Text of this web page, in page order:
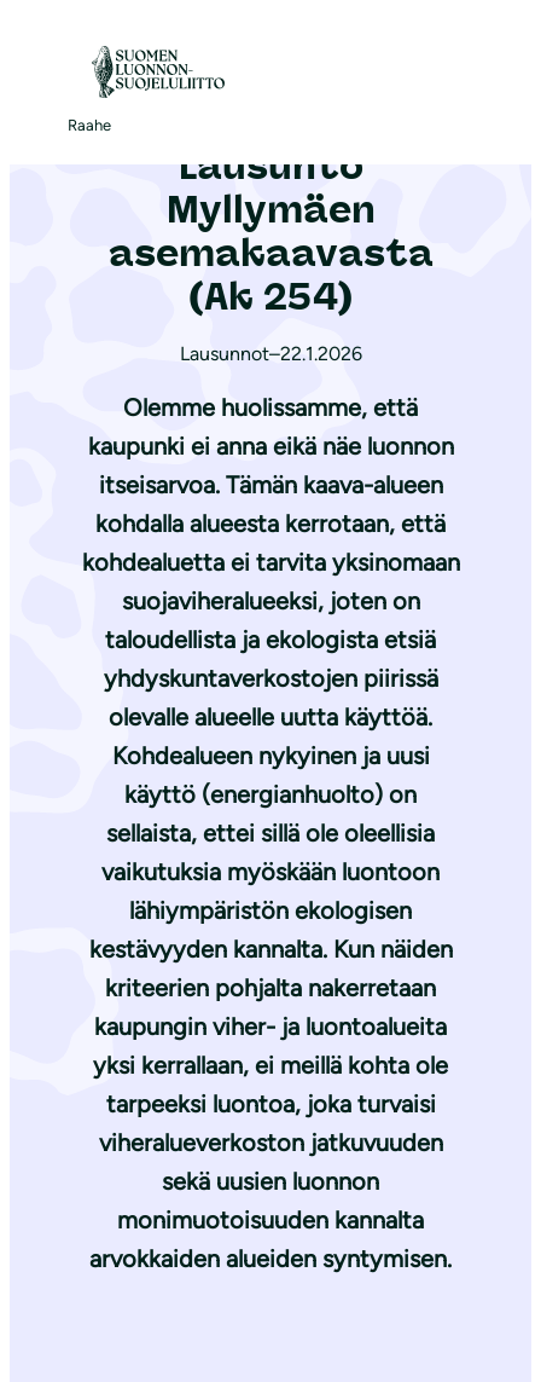
Raahe
Etusivu|Ajankohtaista
Lausunto
Myllymäen
asemakaavasta
(Ak 254)
Lausunnot–22.1.2026
Olemme huolissamme, että
kaupunki ei anna eikä näe luonnon
itseisarvoa. Tämän kaava-alueen
kohdalla alueesta kerrotaan, että
kohdealuetta ei tarvita yksinomaan
suojaviheralueeksi, joten on
taloudellista ja ekologista etsiä
yhdyskuntaverkostojen piirissä
olevalle alueelle uutta käyttöä.
Kohdealueen nykyinen ja uusi
käyttö (energianhuolto) on
sellaista, ettei sillä ole oleellisia
vaikutuksia myöskään luontoon
lähiympäristön ekologisen
kestävyyden kannalta. Kun näiden
kriteerien pohjalta nakerretaan
kaupungin viher- ja luontoalueita
yksi kerrallaan, ei meillä kohta ole
tarpeeksi luontoa, joka turvaisi
viheralueverkoston jatkuvuuden
sekä uusien luonnon
monimuotoisuuden kannalta
arvokkaiden alueiden syntymisen.